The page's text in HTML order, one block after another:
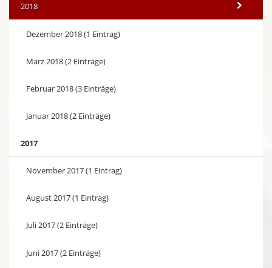
2018
Dezember 2018 (1 Eintrag)
März 2018 (2 Einträge)
Februar 2018 (3 Einträge)
Januar 2018 (2 Einträge)
2017
November 2017 (1 Eintrag)
August 2017 (1 Eintrag)
Juli 2017 (2 Einträge)
Juni 2017 (2 Einträge)